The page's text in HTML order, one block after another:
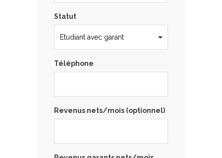
Statut
Téléphone
Revenus nets/mois (optionnel)